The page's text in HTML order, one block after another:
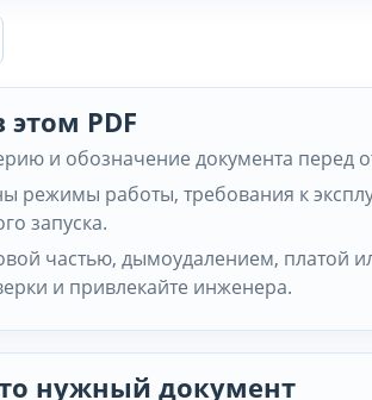
PDF
и обозначение документа перед
режимы работы, требования к
запуска.
частью, дымоудалением, платой
и привлекайте инженера.
нужный документ